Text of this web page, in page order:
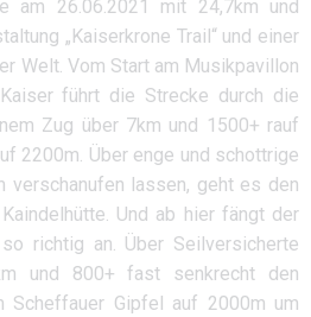
am 26.06.2021 mit 24,7km und
„Kaiserkrone Trail“ und einer
Welt. Vom Start am Musikpavillon
führt die Strecke durch die
Zug über 7km und 1500+ rauf
2200m. Über enge und schottrige
verschanufen lassen, geht es den
Und ab hier fängt der
richtig an. Über Seilversicherte
und 800+ fast senkrecht den
Scheffauer Gipfel auf 2000m um